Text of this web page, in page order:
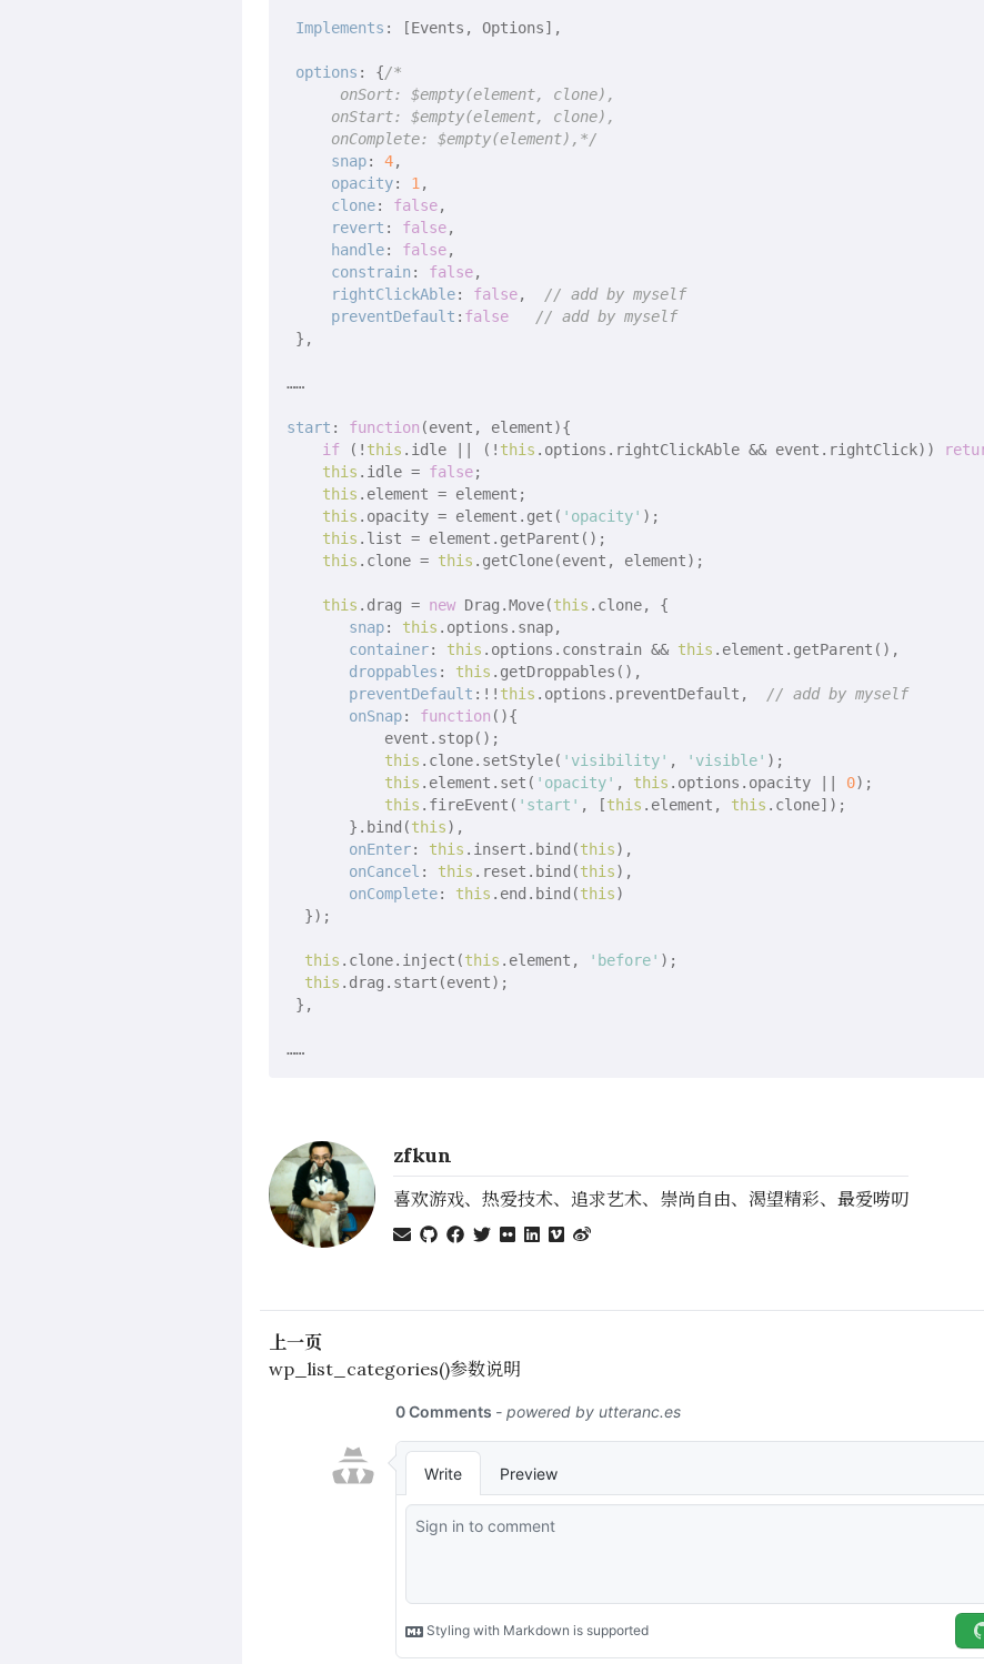
Implements : [Events, Options],
options : {/*
onSort: $empty(element, clone),
onStart: $empty(element, clone),
onComplete: $empty(element),*/
snap: 4,
opacity: 1 ,
clone: false,
revert : false,
handle: false,
constrain : false,
rightClickAble: false,
// add by myself
preventDefault : false
// add by myself
},
……
start : function (event, element){
if (! this .idle || (! this .options.rightClickAble && event.rightClick))
this .idle = false;
this .element = element;
this .opacity = element.get( 'opacity' );
this .list = element.getParent();
this .clone = this .getClone(event, element);
this .drag = new Drag.Move(this .clone, {
snap: this .options.snap,
container: this .options.constrain && this .element.getParent(),
droppables : this .getDroppables(),
preventDefault :!! this .options.preventDefault,
// add by myself
onSnap: function ( ){
event.stop();
this .clone.setStyle( 'visibility' , 'visible' );
this .element.set( 'opacity' , this .options.opacity || 0);
this .fireEvent( 'start' , [this .element, this .clone]);
}.bind(this),
onEnter: this .insert.bind(this),
onCancel : this .reset.bind(this),
onComplete: this .end.bind(this)
});
this .clone.inject(this .element, 'before' );
this .drag.start(event);
},
zfkun
喜欢游戏、热爱技术、追求艺术、崇尚自由、渴望精彩、最爱唠叨
上一页
wp_list_categories()参数说明